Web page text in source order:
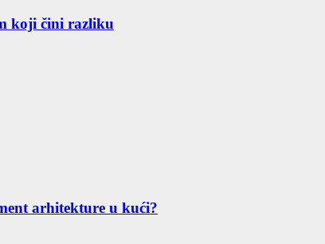
koji čini razliku
arhitekture u kući?